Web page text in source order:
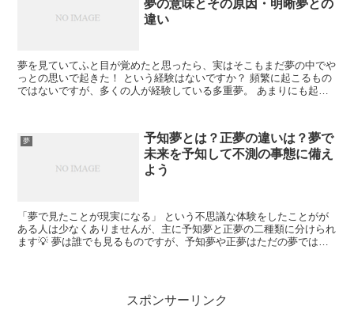
夢の意味とその原因・明晰夢との
違い
夢を見ていてふと目が覚めたと思ったら、実はそこもまだ夢の中でや
っとの思いで起きた！ という経験はないですか？ 頻繁に起こるもの
ではないですが、多くの人が経験している多重夢。 あまりにも起き
夢
予知夢とは？正夢の違いは？夢で
未来を予知して不測の事態に備え
よう
「夢で見たことが現実になる」 という不思議な体験をしたことがが
ある人は少なくありませんが、主に予知夢と正夢の二種類に分けられ
ます💡 夢は誰でも見るものですが、予知夢や正夢はただの夢ではあ
スポンサーリンク